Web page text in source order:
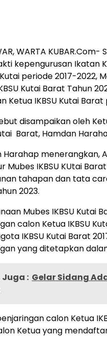
WARTA
kepengurusan Ikatan
periode 2017-2022,
Kutai Barat Tahun
Ketua IKBSU Kutai
disampaikan oleh
Barat, Hamdan
Harahap menerangkan,
Mubes IKBSU KUtai
tahapan dan tata
2023.
Mubes IKBSU Kutai
calon Ketua IKBSU
IKBSU Kutai Barat
yang ditetapkan
Juga : Gelar Sidang
calon Ketua
Ketua yang